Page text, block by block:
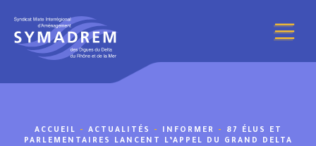
ACCUEIL - ACTUALITÉS - INFORMER -
87 ÉLUS ET
PARLEMENTAIRES LANCENT L’APPEL DU GRAND DELTA